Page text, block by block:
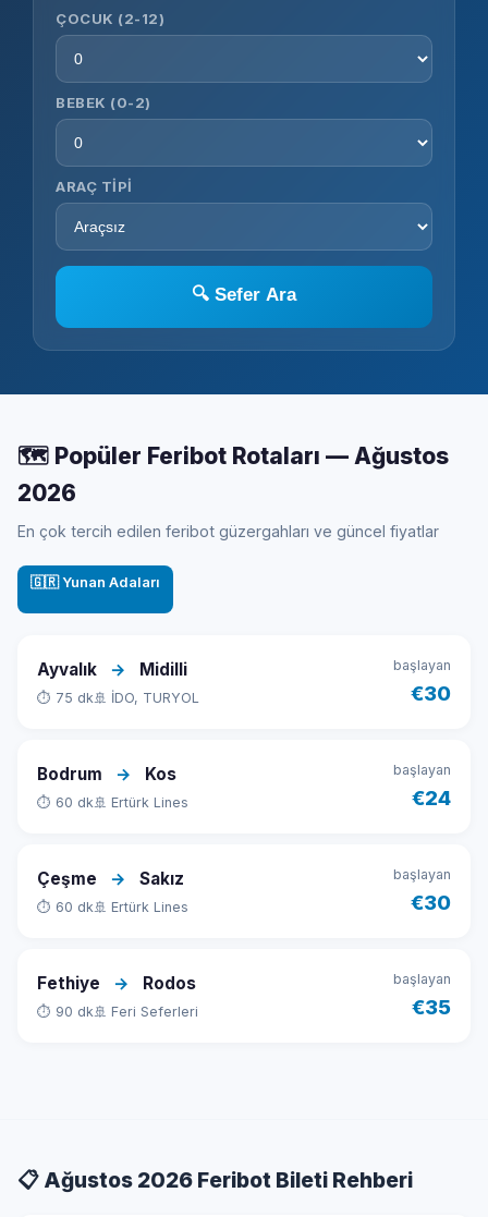
ÇOCUK (2-12)
BEBEK (0-2)
ARAÇ TIPI
🔍 Sefer Ara
🗺️ Popüler Feribot Rotaları — Ağustos
2026
En çok tercih edilen feribot güzergahları ve güncel fiyatlar
🇬🇷 Yunan Adaları
Ayvalık → Midilli
⏱ 75 dk 🚢 İDO, TURYOL
başlayan
€30
Bodrum → Kos
⏱ 60 dk 🚢 Ertürk Lines
başlayan
€24
Çeşme → Sakız
⏱ 60 dk 🚢 Ertürk Lines
başlayan
€30
Fethiye → Rodos
⏱ 90 dk 🚢 Feri Seferleri
başlayan
€35
📋 Ağustos 2026 Feribot Bileti Rehberi